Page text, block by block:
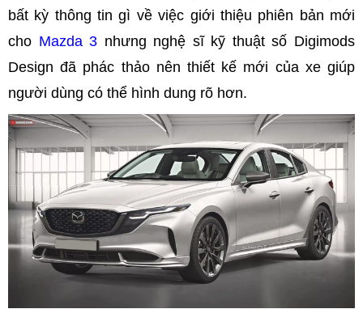
bất kỳ thông tin gì về việc giới thiệu phiên bản mới
cho Mazda 3 nhưng nghệ sĩ kỹ thuật số Digimods
Design đã phác thảo nên thiết kế mới của xe giúp
người dùng có thể hình dung rõ hơn.